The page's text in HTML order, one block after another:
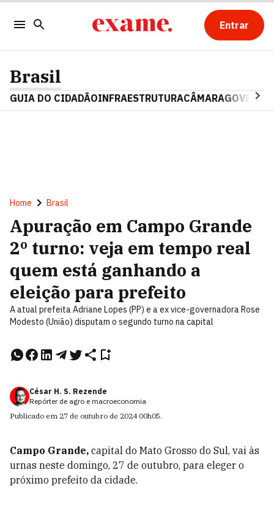
Entrar
Brasil
GUIA DO CIDADÃOINFRAESTRUTURACÂMARAGOVERNO
Home Brasil
Apuração em Campo Grande
2º turno: veja em tempo real
quem está ganhando a
eleição para prefeito
A atual prefeita Adriane Lopes (PP) e a ex vice-governadora Rose
Modesto (União) disputam o segundo turno na capital
César H. S. Rezende
Repórter de agro e macroeconomia
Publicado em 27 de outubro de 2024 00h05.
Campo Grande, capital do Mato Grosso do Sul, vai às
urnas neste domingo, 27 de outubro, para eleger o
próximo prefeito da cidade.